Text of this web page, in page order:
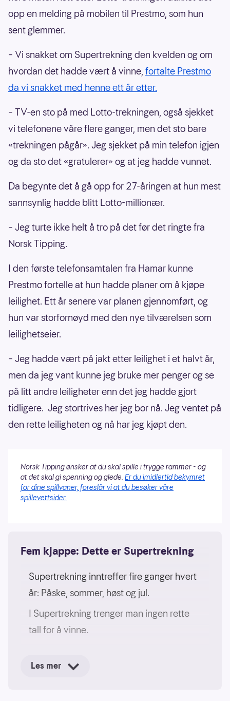
opp en melding på mobilen til Prestmo, som hun
sent glemmer.
– Vi snakket om Supertrekning den kvelden og om
hvordan det hadde vært å vinne, fortalte Prestmo
da vi snakket med henne ett år etter.
– TV-en sto på med Lotto-trekningen, også sjekket
vi telefonene våre flere ganger, men det sto bare
«trekningen pågår». Jeg sjekket på min telefon igjen
og da sto det «gratulerer» og at jeg hadde vunnet.
Da begynte det å gå opp for 27-åringen at hun mest
sannsynlig hadde blitt Lotto-millionær.
– Jeg turte ikke helt å tro på det før det ringte fra
Norsk Tipping.
I den første telefonsamtalen fra Hamar kunne
Prestmo fortelle at hun hadde planer om å kjøpe
leilighet. Ett år senere var planen gjennomført, og
hun var storfornøyd med den nye tilværelsen som
leilighetseier.
– Jeg hadde vært på jakt etter leilighet i et halvt år,
men da jeg vant kunne jeg bruke mer penger og se
på litt andre leiligheter enn det jeg hadde gjort
tidligere. Jeg stortrives her jeg bor nå. Jeg ventet på
den rette leiligheten og nå har jeg kjøpt den.
Norsk Tipping ønsker at du skal spille i trygge rammer - og
at det skal gi spenning og glede. Er du imidlertid bekymret
for dine spillvaner, foreslår vi at du besøker våre
spillevettsider.
Fem kjappe: Dette er Supertrekning
Supertrekning inntreffer fire ganger hvert
år: Påske, sommer, høst og jul.
I Supertrekning trenger man ingen rette
tall for å vinne.
Hver rekke spilt siden forrige
Les mer